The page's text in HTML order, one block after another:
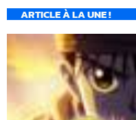
ARTICLE À LA UNE !